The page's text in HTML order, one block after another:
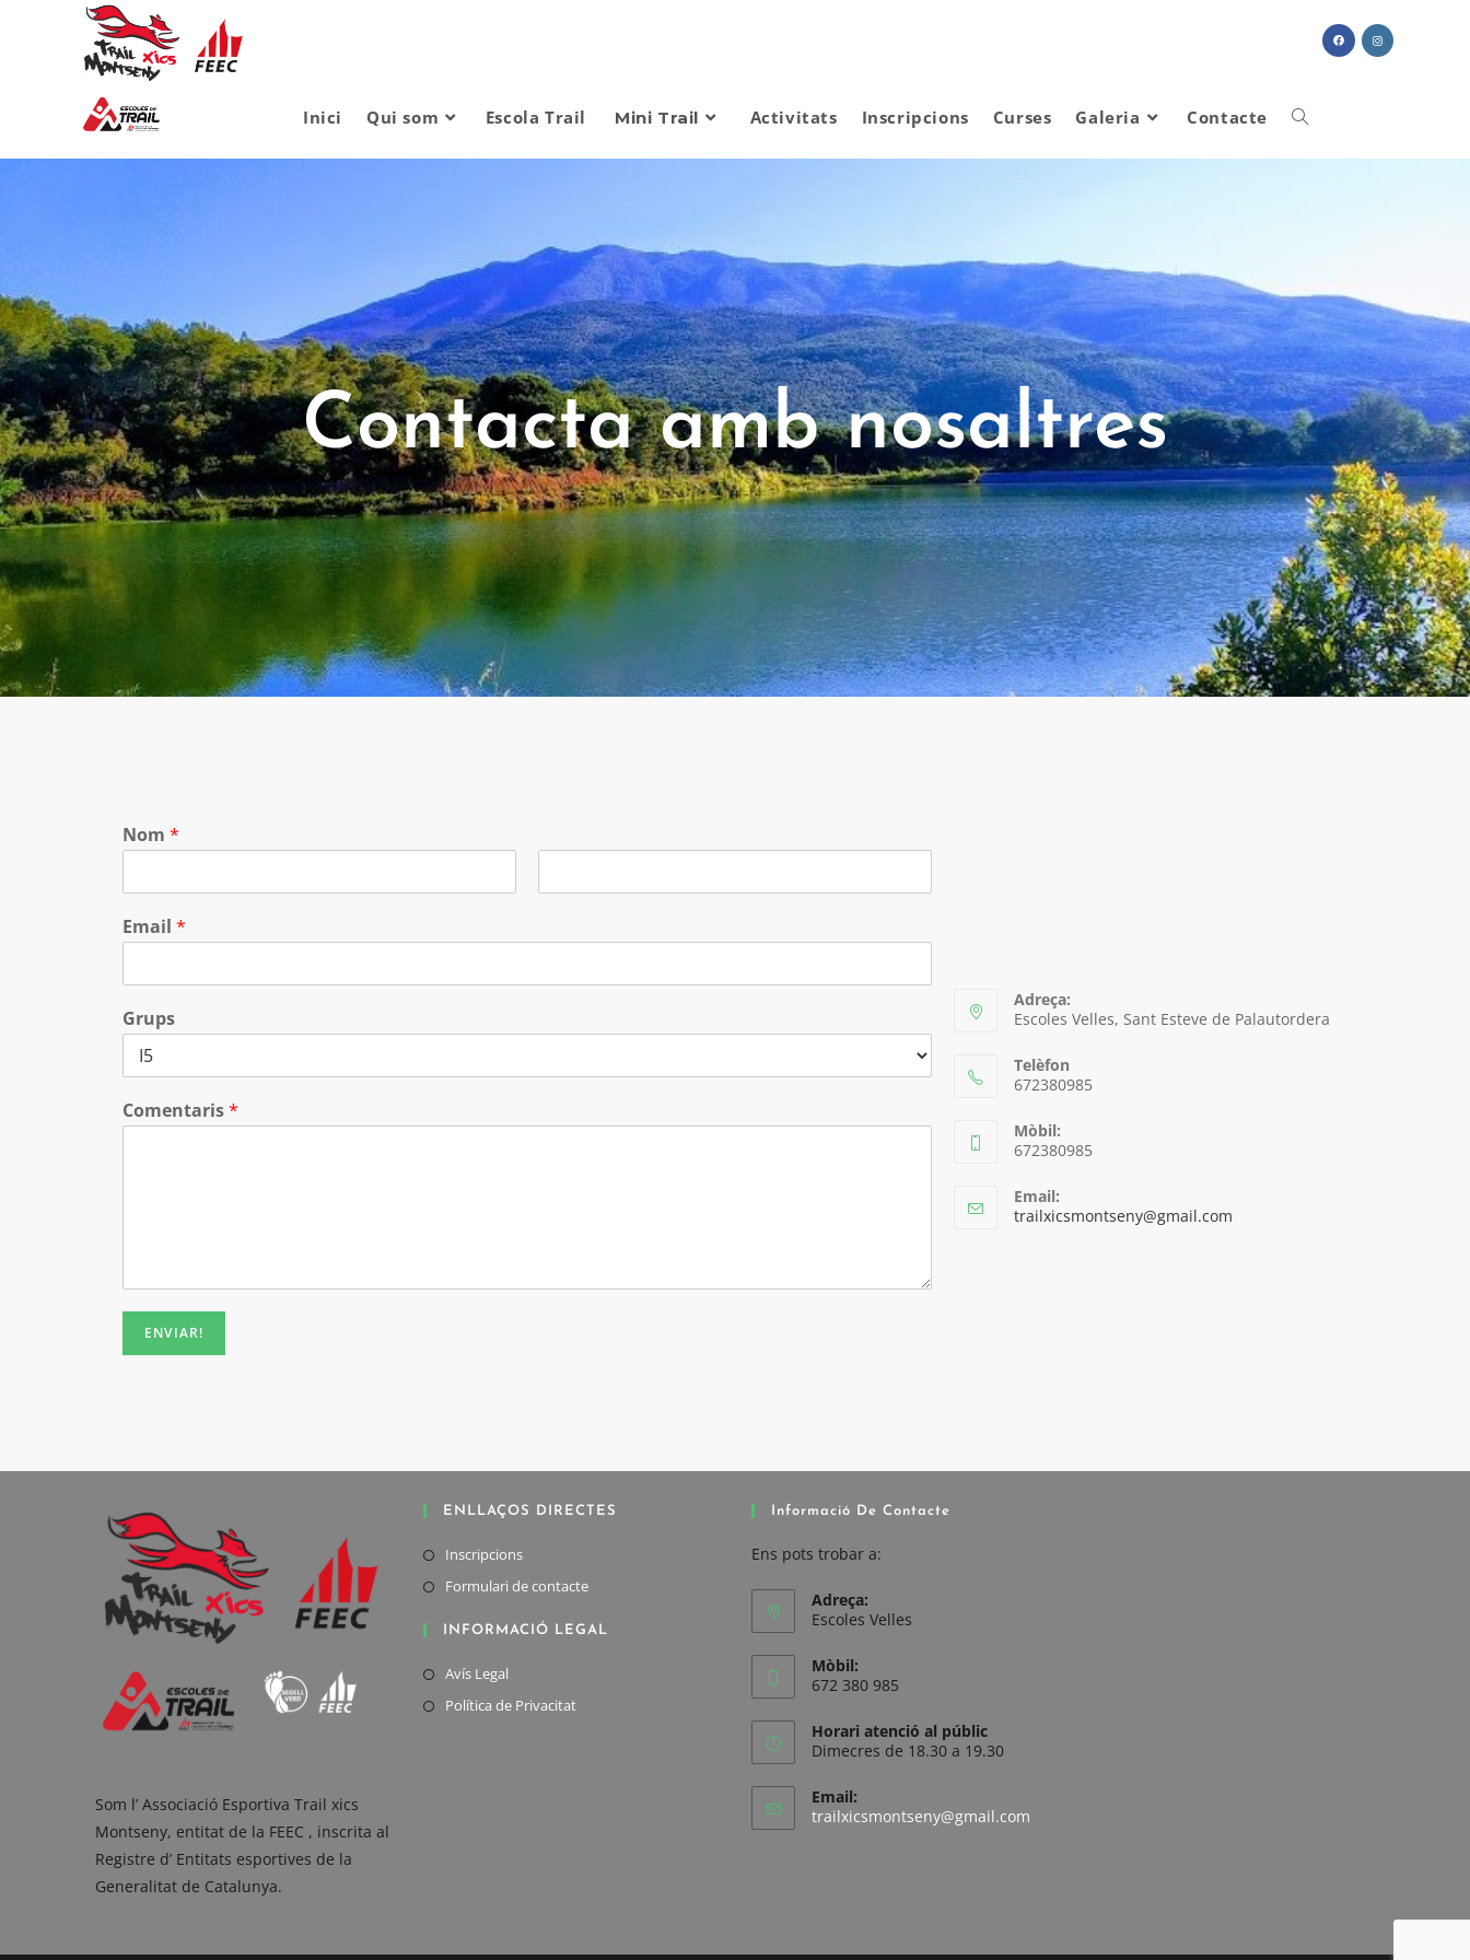
Inici Qui som Escola Trail Mini Trail Activitats Inscripcions Curses Galeria Contacte
Contacta amb nosaltres
Nom *
Email *
Grups
Comentaris*
ENVIAR!
Adreça:
Escoles Velles, Sant Esteve de Palautordera
Telèfon
672380985
Mòbil:
672380985
Email:
trailxicsmontseny@gmail.com
Som l’ Associació Esportiva Trail xics
Montseny, entitat de la FEEC , inscrita al
Registre d’ Entitats esportives de la
Generalitat de Catalunya.
ENLLAÇOS DIRECTES
Inscripcions
Formulari de contacte
INFORMACIÓ LEGAL
Avís Legal
Política de Privacitat
Informació De Contacte
Ens pots trobar a:
Adreça:
Escoles Velles
Mòbil:
672 380 985
Horari atenció al públic
Dimecres de 18.30 a 19.30
Email:
trailxicsmontseny@gmail.com